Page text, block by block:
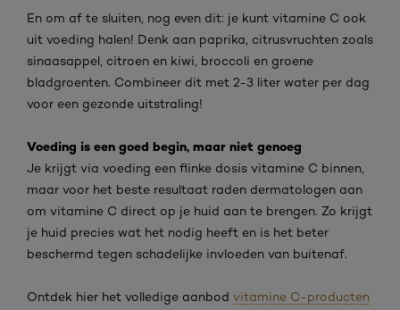
En om af te sluiten, nog even dit: je kunt vitamine C ook
uit voeding halen! Denk aan paprika, citrusvruchten zoals
sinaasappel, citroen en kiwi, broccoli en groene
bladgroenten. Combineer dit met 2-3 liter water per dag
voor een gezonde uitstraling!
Voeding is een goed begin, maar niet genoeg
Je krijgt via voeding een flinke dosis vitamine C binnen,
maar voor het beste resultaat raden dermatologen aan
om vitamine C direct op je huid aan te brengen. Zo krijgt
je huid precies wat het nodig heeft en is het beter
beschermd tegen schadelijke invloeden van buitenaf.
Ontdek hier het volledige aanbod vitamine C-producten